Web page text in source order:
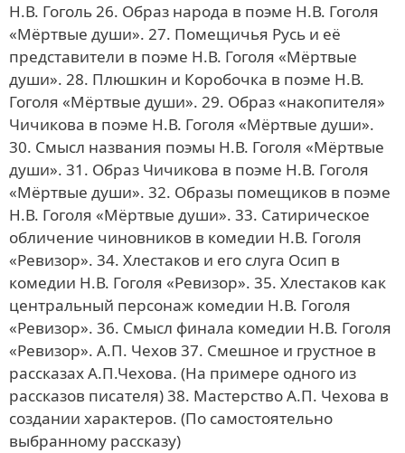
Н.В. Гоголь 26. Образ народа в поэме Н.В. Гоголя
«Мёртвые души». 27. Помещичья Русь и её
представители в поэме Н.В. Гоголя «Мёртвые
души». 28. Плюшкин и Коробочка в поэме Н.В.
Гоголя «Мёртвые души». 29. Образ «накопителя»
Чичикова в поэме Н.В. Гоголя «Мёртвые души».
30. Смысл названия поэмы Н.В. Гоголя «Мёртвые
души». 31. Образ Чичикова в поэме Н.В. Гоголя
«Мёртвые души». 32. Образы помещиков в поэме
Н.В. Гоголя «Мёртвые души». 33. Сатирическое
обличение чиновников в комедии Н.В. Гоголя
«Ревизор». 34. Хлестаков и его слуга Осип в
комедии Н.В. Гоголя «Ревизор». 35. Хлестаков как
центральный персонаж комедии Н.В. Гоголя
«Ревизор». 36. Смысл финала комедии Н.В. Гоголя
«Ревизор». А.П. Чехов 37. Смешное и грустное в
рассказах А.П.Чехова. (На примере одного из
рассказов писателя) 38. Мастерство А.П. Чехова в
создании характеров. (По самостоятельно
выбранному рассказу)